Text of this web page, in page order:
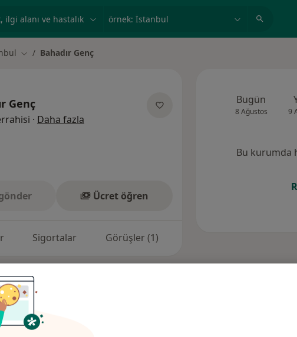
örnek: İstanbul
Şehir değiştir
Bahadır Genç
Genç
· Daha fazla
Ücret öğren
Sigortalar Görüşler (1)
Bugün
8 Ağustos 9
Bu kurumda